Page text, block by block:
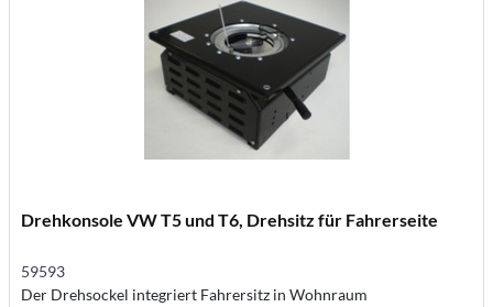
Drehkonsole VW T5 und T6, Drehsitz für Fahrerseite
59593
Der Drehsockel integriert Fahrersitz in Wohnraum